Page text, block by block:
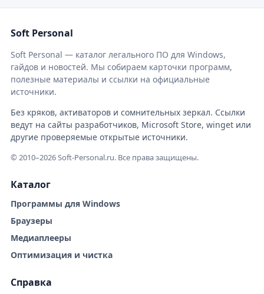
Soft Personal
Soft Personal — каталог легального ПО для Windows,
гайдов и новостей. Мы собираем карточки программ,
полезные материалы и ссылки на официальные
источники.
Без кряков, активаторов и сомнительных зеркал. Ссылки
ведут на сайты разработчиков, Microsoft Store, winget или
другие проверяемые открытые источники.
© 2010–2026 Soft-Personal.ru. Все права защищены.
Каталог
Программы для Windows
Браузеры
Медиаплееры
Оптимизация и чистка
Справка